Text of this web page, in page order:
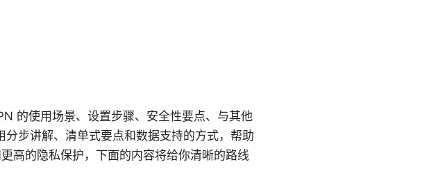
的使用场景、设置步骤、安全性要点、与其他
步讲解、清单式要点和数据支持的方式，帮助
高的隐私保护，下面的内容将给你清晰的路线